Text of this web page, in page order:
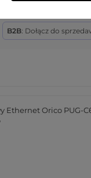
B2B: Dołącz do
Ethernet Orico PUG-